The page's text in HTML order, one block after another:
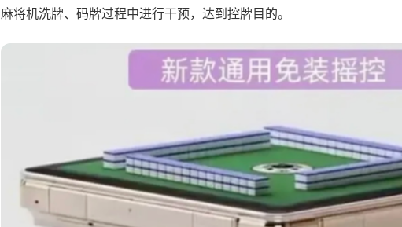
麻将机洗牌、码牌过程中进行干预，达到控牌目的。